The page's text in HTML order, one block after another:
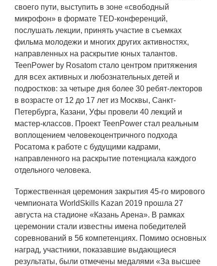
своего пути, выступить в зоне «свободный
микрофон» в формате TED-конференций,
послушать лекции, принять участие в съемках
фильма молодежи и многих других активностях,
направленных на раскрытие юных талантов.
TeenPower by Rosatom стало центром притяжения
для всех активных и любознательных детей и
подростков: за четыре дня более 30 ребят-лекторов
в возрасте от 12 до 17 лет из Москвы, Санкт-
Петербурга, Казани, Уфы провели 40 лекций и
мастер-классов. Проект TeenPower стал реальным
воплощением человекоцентричного подхода
Росатома к работе с будущими кадрами,
направленного на раскрытие потенциала каждого
отдельного человека.
Торжественная церемония закрытия 45-го мирового
чемпионата WorldSkills Kazan 2019 прошла 27
августа на стадионе «Казань Арена». В рамках
церемонии стали известны имена победителей
соревнований в 56 компетенциях. Помимо основных
наград, участники, показавшие выдающиеся
результаты, были отмечены медалями «За высшее